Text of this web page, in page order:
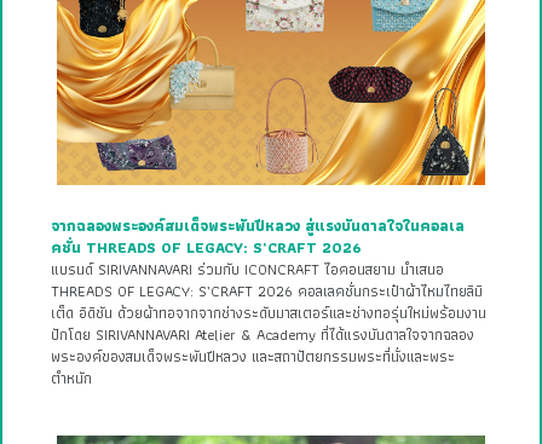
จากฉลองพระองค์สมเด็จพระพันปีหลวง สู่แรงบันดาลใจในคอลเล
คชั่น THREADS OF LEGACY: S’CRAFT 2026
แบรนด์ SIRIVANNAVARI ร่วมกับ ICONCRAFT ไอคอนสยาม นำเสนอ
THREADS OF LEGACY: S’CRAFT 2026 คอลเลคชั่นกระเป๋าผ้าไหมไทยลิมิ
เต็ด อิดิชัน ด้วยผ้าทอจากจากช่างระดับมาสเตอร์และช่างทอรุ่นใหม่พร้อมงาน
ปักโดย SIRIVANNAVARI Atelier & Academy ที่ได้แรงบันดาลใจจากฉลอง
พระองค์ของสมเด็จพระพันปีหลวง และสถาปัตยกรรมพระที่นั่งและพระ
ตำหนัก